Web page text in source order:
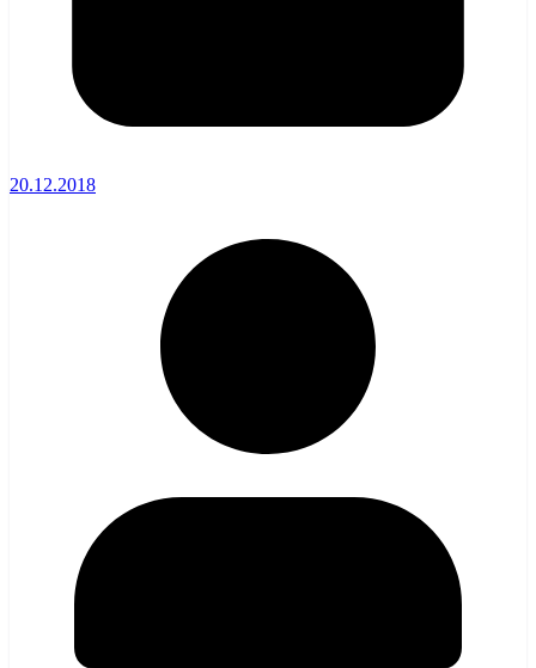
20.12.2018